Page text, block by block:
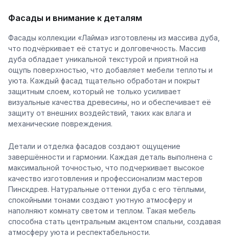
Фасады и внимание к деталям
Фасады коллекции «Лайма» изготовлены из массива дуба,
что подчёркивает её статус и долговечность. Массив
дуба обладает уникальной текстурой и приятной на
ощупь поверхностью, что добавляет мебели теплоты и
уюта. Каждый фасад тщательно обработан и покрыт
защитным слоем, который не только усиливает
визуальные качества древесины, но и обеспечивает её
защиту от внешних воздействий, таких как влага и
механические повреждения.
Детали и отделка фасадов создают ощущение
завершённости и гармонии. Каждая деталь выполнена с
максимальной точностью, что подчеркивает высокое
качество изготовления и профессионализм мастеров
Пинскдрев. Натуральные оттенки дуба с его тёплыми,
спокойными тонами создают уютную атмосферу и
наполняют комнату светом и теплом. Такая мебель
способна стать центральным акцентом спальни, создавая
атмосферу уюта и респектабельности.